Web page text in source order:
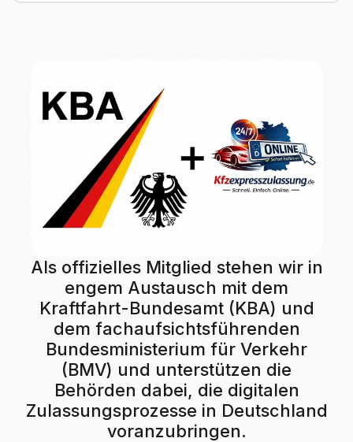
Als offizielles Mitglied stehen wir in
engem Austausch mit dem
Kraftfahrt-Bundesamt (KBA) und
dem fachaufsichtsführenden
Bundesministerium für Verkehr
(BMV) und unterstützen die
Behörden dabei, die digitalen
Zulassungsprozesse in Deutschland
voranzubringen.